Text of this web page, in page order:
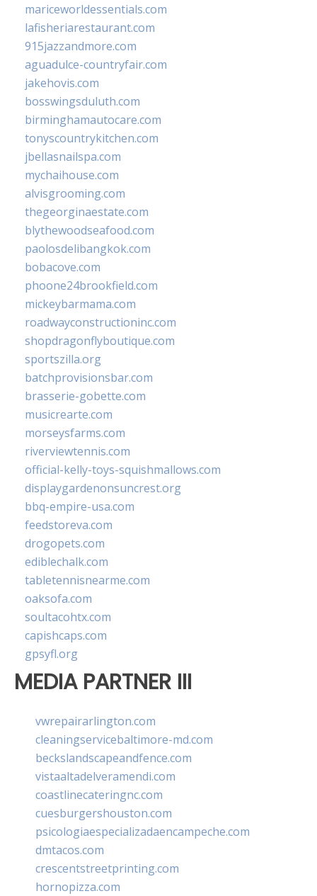
mariceworldessentials.com
lafisheriarestaurant.com
915jazzandmore.com
aguadulce-countryfair.com
jakehovis.com
bosswingsduluth.com
birminghamautocare.com
tonyscountrykitchen.com
jbellasnailspa.com
mychaihouse.com
alvisgrooming.com
thegeorginaestate.com
blythewoodseafood.com
paolosdelibangkok.com
bobacove.com
phoone24brookfield.com
mickeybarmama.com
roadwayconstructioninc.com
shopdragonflyboutique.com
sportszilla.org
batchprovisionsbar.com
brasserie-gobette.com
musicrearte.com
morseysfarms.com
riverviewtennis.com
official-kelly-toys-squishmallows.com
displaygardenonsuncrest.org
bbq-empire-usa.com
feedstoreva.com
drogopets.com
ediblechalk.com
tabletennisnearme.com
oaksofa.com
soultacohtx.com
capishcaps.com
gpsyfl.org
MEDIA PARTNER III
vwrepairarlington.com
cleaningservicebaltimore-md.com
beckslandscapeandfence.com
vistaaltadelveramendi.com
coastlinecateringnc.com
cuesburgershouston.com
psicologiaespecializadaencampeche.com
dmtacos.com
crescentstreetprinting.com
hornopizza.com